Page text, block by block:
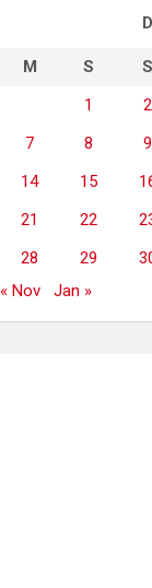
M S S
1
2
7
8 9
14
15
21
22
28
29
« Nov
Jan »